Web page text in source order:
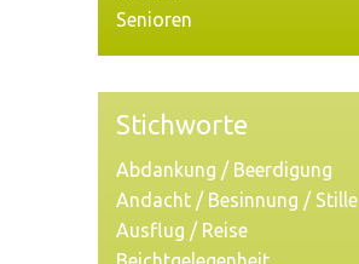
Senioren
Stichworte
Abdankung / Beerdigung
Andacht / Besinnung / Stille
Ausflug / Reise